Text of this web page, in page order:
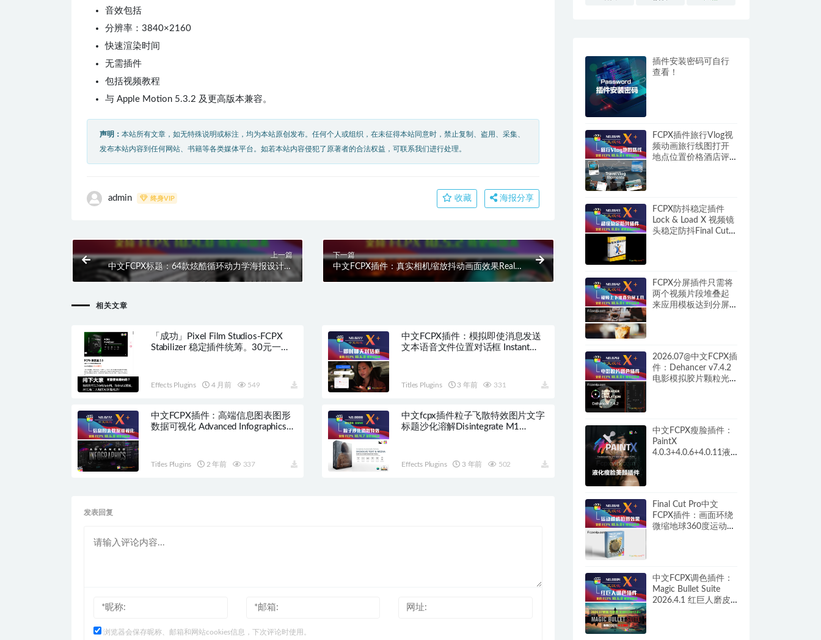
音效包括
分辨率：3840×2160
快速渲染时间
无需插件
包括视频教程
与 Apple Motion 5.3.2 及更高版本兼容。
声明： 本站所有文章，如无特殊说明或标注，均为本站原创发布。任何个人或组织，在未征得本站同意时，禁止复制、盗用、采集、
发布本站内容到任何网站、书籍等各类媒体平台。如若本站内容侵犯了原著者的合法权益，可联系我们进行处理。
admin 终身VIP 收藏 海报分享
上一篇
中文FCPX标题：64款炫酷循环动力学海报设计错
字排版标题 Typographic Kinetic Posters HQ0046
下一篇
中文FCPX插件：真实相机缩放抖动画面效果Real
Action Camera Shake HQ0049
相关文章
「成功」Pixel Film Studios-FCPX
Stabilizer 稳定插件统筹。30元一
Effects Plugins 4 月前 549
中文FCPX插件：模拟即使消息发送
文本语音文件位置对话框 Instant
Titles Plugins 3 年前 331
中文FCPX插件：高端信息图表图形
数据可视化 Advanced Infographics
Titles Plugins 2 年前 337
中文fcpx插件粒子飞散特效图片文字
标题沙化溶解Disintegrate M1
Effects Plugins 3 年前 502
发表回复
浏览器会保存昵称、邮箱和网站cookies信息，下次评论时使用。
插件安装密码可自行
查看！
FCPX插件旅行Vlog视
频动画旅行线图打开
地点位置价格酒店评
FCPX防抖稳定插件
Lock & Load X 视频镜
头稳定防抖Final Cut
FCPX分屏插件只需将
两个视频片段堆叠起
来应用模板达到分屏
2026.07@中文FCPX插
件：Dehancer v7.4.2
电影模拟胶片颗粒光
中文FCPX瘦脸插件：
PaintX
4.0.3+4.0.6+4.0.11液
Final Cut Pro中文
FCPX插件：画面环绕
微缩地球360度运动相
中文FCPX调色插件：
Magic Bullet Suite
2026.4.1 红巨人磨皮